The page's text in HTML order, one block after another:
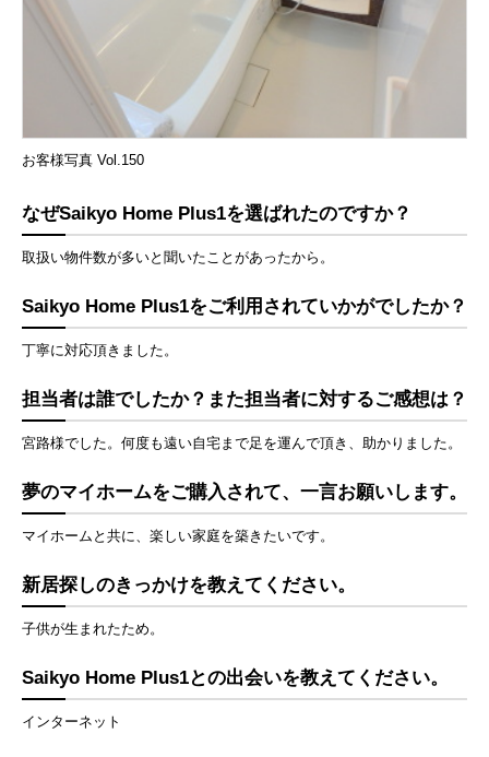
お客様写真 Vol.150
なぜSaikyo Home Plus1を選ばれたのですか？
取扱い物件数が多いと聞いたことがあったから。
Saikyo Home Plus1をご利用されていかがでしたか？
丁寧に対応頂きました。
担当者は誰でしたか？また担当者に対するご感想は？
宮路様でした。何度も遠い自宅まで足を運んで頂き、助かりました。
夢のマイホームをご購入されて、一言お願いします。
マイホームと共に、楽しい家庭を築きたいです。
新居探しのきっかけを教えてください。
子供が生まれたため。
Saikyo Home Plus1との出会いを教えてください。
インターネット